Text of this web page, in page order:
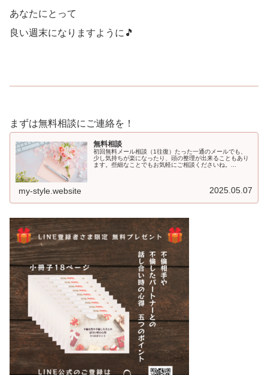
あなたにとって
良い週末になりますように🎵
まずは無料相談にご連絡を！
無料相談
初回無料メール相談（1往復）たった一通のメールでも、
少し気持ちが楽になったり、頭の整理が出来ることもあり
ます。些細なことでもお気軽にご相談くださいね。...
my-style.website 2025.05.07